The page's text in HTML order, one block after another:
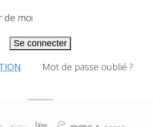
de moi
Se connecter
Mot de passe oublié ?